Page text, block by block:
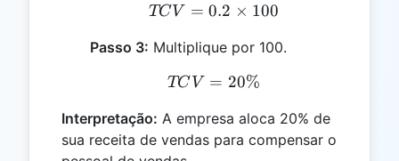
TCV = 0.2 \times 100
TCV = 0.2 × 100
Passo 3: Multiplique por 100.
TCV = 20\%
TC V = 20%
Interpretação: A empresa aloca 20% de
sua receita de vendas para compensar o